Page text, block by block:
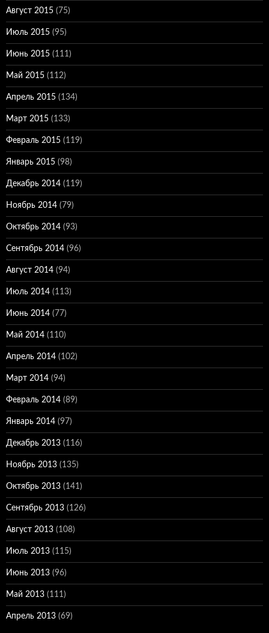
Август 2015 (75)
Июль 2015 (95)
Июнь 2015 (111)
Май 2015 (112)
Апрель 2015 (134)
Март 2015 (133)
Февраль 2015 (119)
Январь 2015 (98)
Декабрь 2014 (119)
Ноябрь 2014 (79)
Октябрь 2014 (93)
Сентябрь 2014 (96)
Август 2014 (94)
Июль 2014 (113)
Июнь 2014 (77)
Май 2014 (110)
Апрель 2014 (102)
Март 2014 (94)
Февраль 2014 (89)
Январь 2014 (97)
Декабрь 2013 (116)
Ноябрь 2013 (135)
Октябрь 2013 (141)
Сентябрь 2013 (126)
Август 2013 (108)
Июль 2013 (115)
Июнь 2013 (96)
Май 2013 (111)
Апрель 2013 (69)